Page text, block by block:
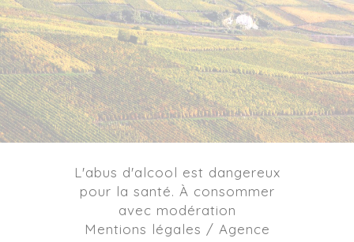
L'abus d'alcool est dangereux
pour la santé. À consommer
avec modération
Mentions légales / Agence